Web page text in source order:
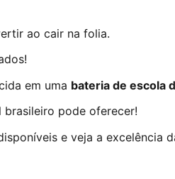
ao cair na folia.
em uma bateria de escola
brasileiro pode oferecer!
e veja a excelência